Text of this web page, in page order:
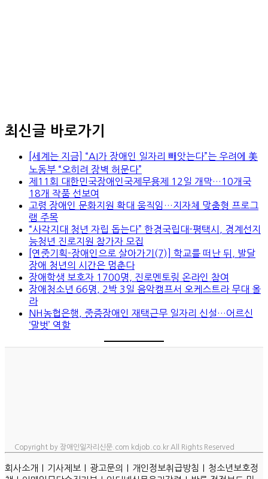
최신글 바로가기
[세계는 지금] “AI가 장애인 일자리 빼앗는다”는 우려에 美
노동부 “오히려 장벽 허문다”
제11회 대한민국장애인국제무용제 12일 개막…10개국
18개 작품 선보여
고령 장애인 문화지원 확대 움직임…지자체 맞춤형 프로그
램 주목
“사각지대 청년 자립 돕는다” 한경국립대-평택시, 경계선지
능청년 진로지원 참가자 모집
[연중기획-장애인으로 살아가기(7)] 학교를 떠난 뒤, 발달
장애 청년의 시간은 멈춘다
장애학생 보호자 1700명, 진로멘토링 온라인 참여
장애청소년 66명, 2박 3일 음악캠프서 오케스트라 무대 올
라
NH농협은행, 중증장애인 재택근무 일자리 신설…어르신
‘말벗’ 역할
Copyright by 장애인일자리신문.com kdjob.co.kr All Rights Reserved
회사소개 기사제보 광고문의 개인정보취급방침
청소년보호정